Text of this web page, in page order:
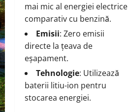
mai mic al energiei electrice
comparativ cu benzină.
Emisii: Zero emisii
directe la țeava de
eșapament.
Tehnologie: Utilizează
baterii litiu-ion pentru
stocarea energiei.